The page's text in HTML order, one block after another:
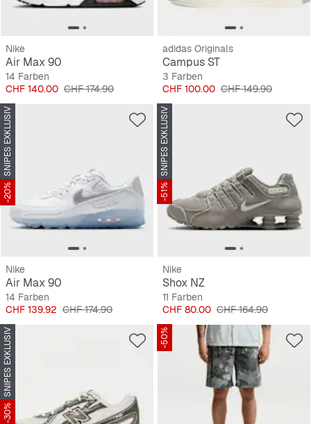
Nike
Air Max 90
14 Farben
Preis
CHF 140.00 Originalpreis
CHF 174.90
adidas Originals
Campus ST
3 Farben
Preis
CHF 100.00 Originalpreis
CHF 149.90
SNIPES EXKLUSIV
-20%
Nike
Air Max 90
14 Farben
Preis
CHF 139.92 Originalpreis
CHF 174.90
SNIPES EXKLUSIV
-51%
Nike
Shox NZ
11 Farben
Preis
CHF 80.00 Originalpreis
CHF 164.90
SNIPES EXKLUSIV
-30%
-50%